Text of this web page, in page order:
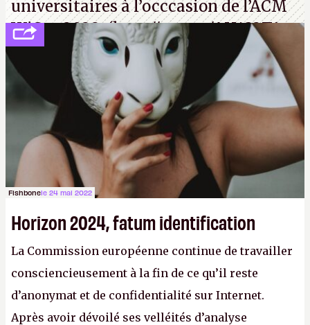
universitaires à l’occcasion de l’ACM
WiSec 2022. (http://cpc.cx/AH432T1
(PDF) - Crédit photo : Pexels - Tyler
Lastovich)
Fishbonele 24 mai 2022
Horizon 2024, fatum identification
La Commission européenne continue de travailler
consciencieusement à la fin de ce qu’il reste
d’anonymat et de confidentialité sur Internet.
Après avoir dévoilé ses velléités d’analyse